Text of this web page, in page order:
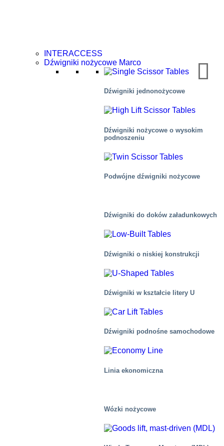
Żywność
INTERACCESS
Dźwigniki nożycowe Marco
Dźwigniki jednonożycowe
Dźwigniki nożycowe o wysokim
podnoszeniu
Podwójne dźwigniki nożycowe
Dźwigniki do doków załadunkowych
Dźwigniki o niskiej konstrukcji
Dźwigniki w kształcie litery U
Dźwigniki podnośne samochodowe
Linia ekonomiczna
Wózki nożycowe